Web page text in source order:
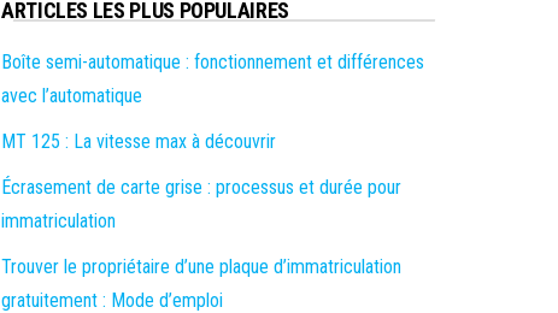
ARTICLES LES PLUS POPULAIRES
Boîte semi-automatique : fonctionnement et différences
avec l’automatique
MT 125 : La vitesse max à découvrir
Écrasement de carte grise : processus et durée pour
immatriculation
Trouver le propriétaire d’une plaque d’immatriculation
gratuitement : Mode d’emploi